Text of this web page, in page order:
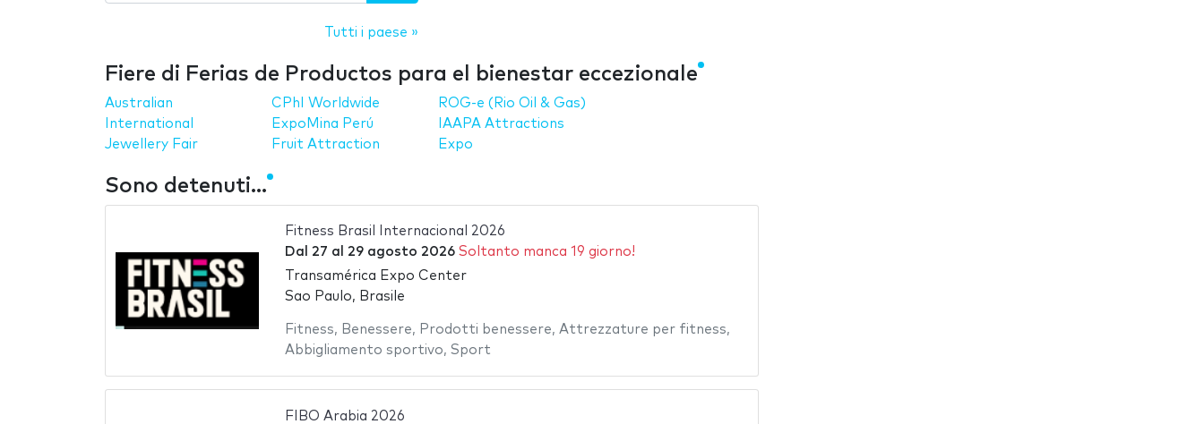
Tutti i paese »
Fiere di Ferias de Productos para el bienestar eccezionale
Australian
International
Jewellery Fair
CPhI Worldwide
ExpoMina Perú
Fruit Attraction
ROG-e (Rio Oil & Gas)
IAAPA Attractions
Expo
Sono detenuti...
Fitness Brasil Internacional 2026
Dal 27 al 29 agosto 2026 Soltanto manca 19 giorno!
Transamérica Expo Center
Sao Paulo, Brasile
Fitness, Benessere, Prodotti benessere, Attrezzature per fitness,
Abbigliamento sportivo, Sport
FIBO Arabia 2026